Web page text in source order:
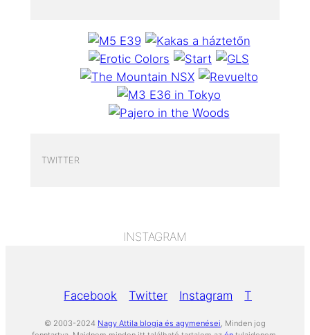
TWITTER
INSTAGRAM
Facebook Twitter Instagram Tumblr
© 2003-2024 Nagy Attila blogja és agymenései, Minden jog